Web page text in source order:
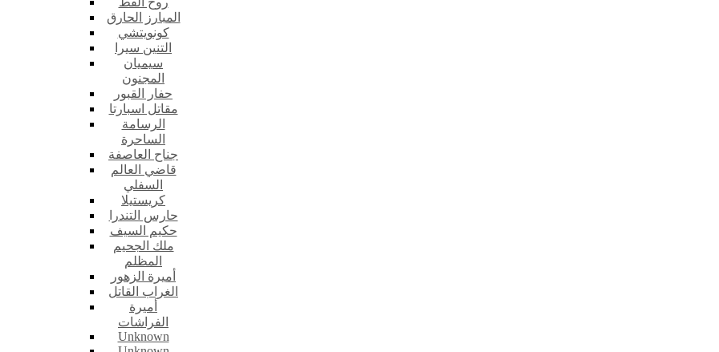
المبارز الحارق
كونويتشي
التنين سيرا
سيميان
المجنون
حفار القبور
مقاتل اسبارتا
الرسامة
الساحرة
جناح العاصفة
قاضي العالم
السفلي
كريستيلا
حارس التندرا
حكيم السيف
ملك الجحيم
المظلم
أميرة الزهور
الغراب القاتل
أميرة
الفراشات
Unknown